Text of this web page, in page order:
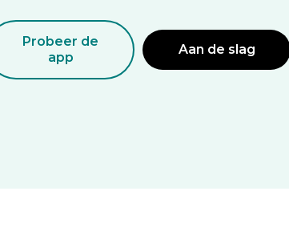
Probeer de
app
Aan de slag